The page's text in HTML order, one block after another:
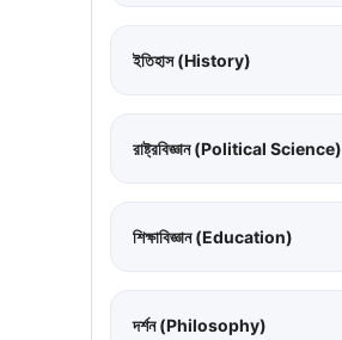
ইতিহাস (History)
রাষ্ট্রবিজ্ঞান (Political Science)
শিক্ষাবিজ্ঞান (Education)
দর্শন (Philosophy)